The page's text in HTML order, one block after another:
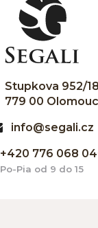
Stupkova 952/18
779 00 Olomouc
info@segali.cz
+420 776 068
Po-Pia od 9 do 15